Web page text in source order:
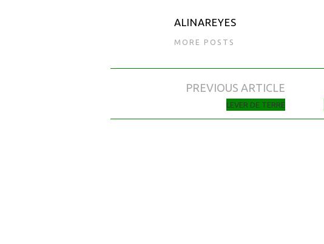
ALINAREYES
MORE POSTS
Navigation des articles
PREVIOUS ARTICLE
LEVER DE TERRE